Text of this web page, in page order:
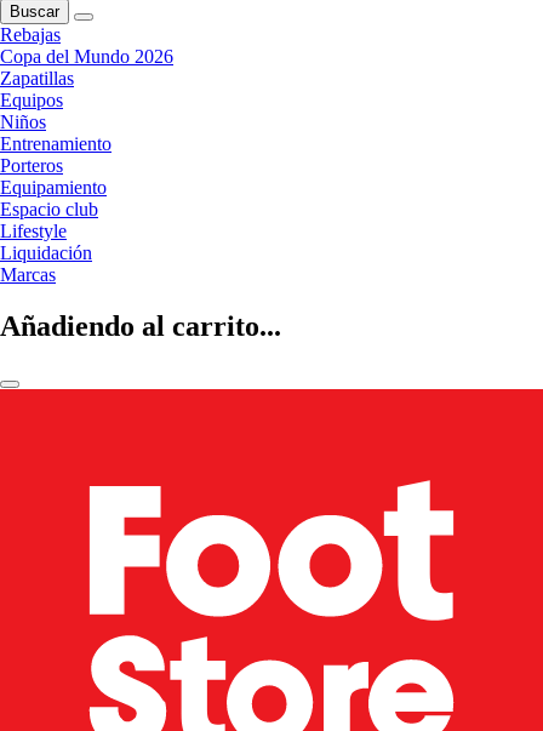
Buscar
Rebajas
Copa del Mundo 2026
Zapatillas
Equipos
Niños
Entrenamiento
Porteros
Equipamiento
Espacio club
Lifestyle
Liquidación
Marcas
Añadiendo al carrito...